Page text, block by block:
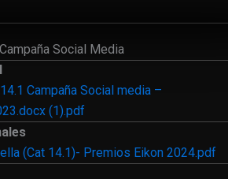
Social Media
Campaña Social media –
(1).pdf
(Cat 14.1)- Premios Eikon 2024.pdf